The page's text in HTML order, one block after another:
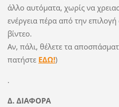
άλλο αυτόματα, χωρίς να
ενέργεια πέρα από την
βίντεο.
Αν, πάλι, θέλετε τα
πατήστε ΕΔΩ!)
.
Δ. ΔΙΑΦΟΡΑ